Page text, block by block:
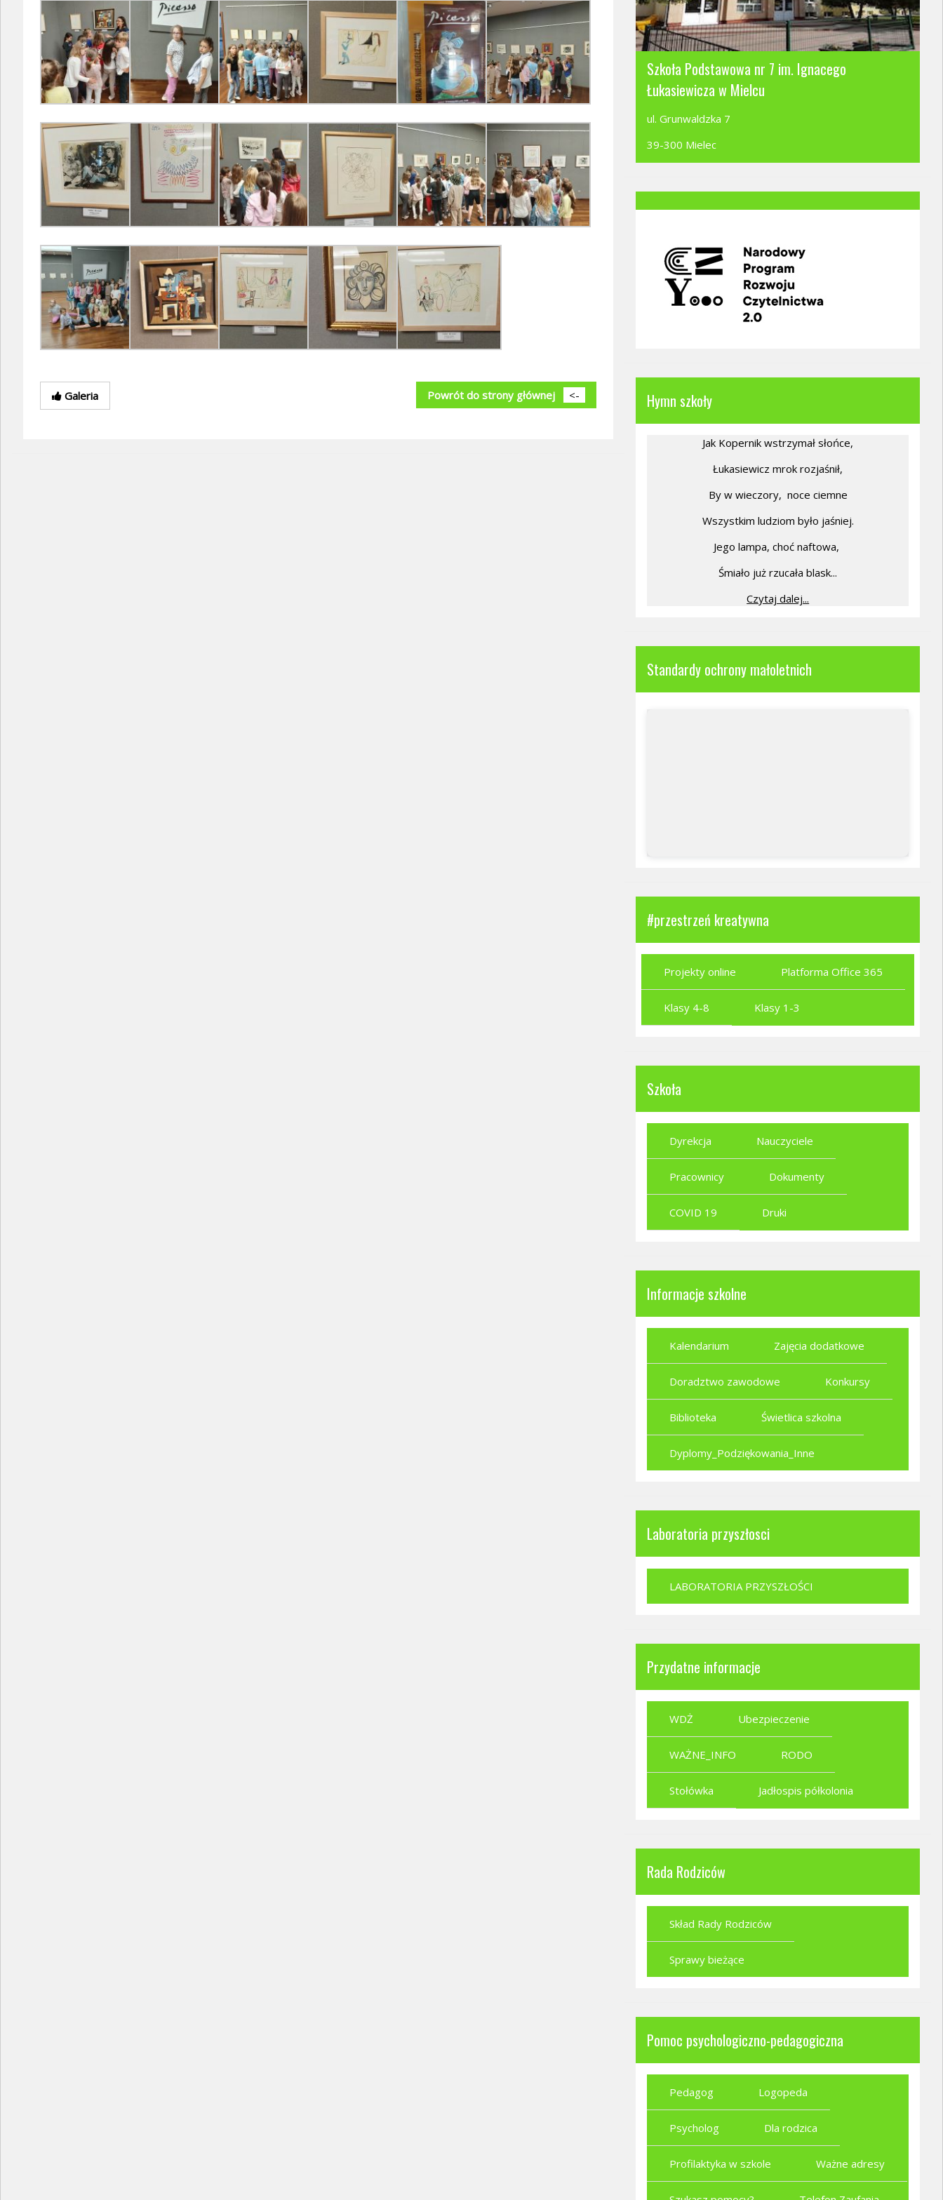
Galeria Powrót do strony głównej <-
Szkoła Podstawowa nr 7 im. Ignacego
Łukasiewicza w Mielcu
ul. Grunwaldzka 7
39-300 Mielec
Hymn szkoły
Jak Kopernik wstrzymał słońce,
Łukasiewicz mrok rozjaśnił,
By w wieczory, noce ciemne
Wszystkim ludziom było jaśniej.
Jego lampa, choć naftowa,
Śmiało już rzucała blask...
Czytaj dalej...
Standardy ochrony małoletnich
#przestrzeń kreatywna
Projekty online Platforma Office 365
Klasy 4-8 Klasy 1-3
Szkoła
Dyrekcja Nauczyciele
Pracownicy Dokumenty
COVID 19 Druki
Informacje szkolne
Kalendarium Zajęcia dodatkowe
Doradztwo zawodowe Konkursy
Biblioteka Świetlica szkolna
Dyplomy_Podziękowania_Inne
Laboratoria przyszłosci
LABORATORIA PRZYSZŁOŚCI
Przydatne informacje
WDŻ Ubezpieczenie
WAŻNE_INFO RODO
Stołówka Jadłospis półkolonia
Rada Rodziców
Skład Rady Rodziców
Sprawy bieżące
Pomoc psychologiczno-pedagogiczna
Pedagog Logopeda
Psycholog Dla rodzica
Profilaktyka w szkole Ważne adresy